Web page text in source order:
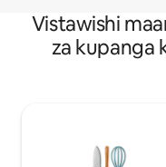
Vistawishi
za kupanga